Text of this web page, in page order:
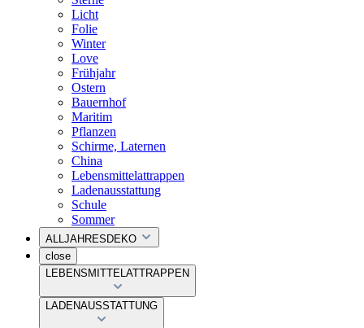
Licht
Folie
Winter
Love
Frühjahr
Ostern
Bauernhof
Maritim
Pflanzen
Schirme, Laternen
China
Lebensmittelattrappen
Ladenausstattung
Schule
Sommer
ALLJAHRESDEKO
close
LEBENSMITTELATTRAPPEN
LADENAUSSTATTUNG